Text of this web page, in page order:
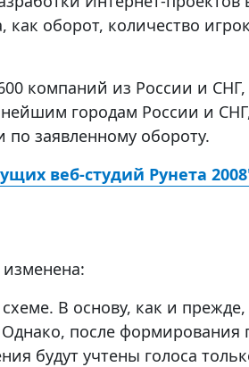
оборот, количество
компаний из России и
городам России и
по заявленному обороту.
веб-студий Рунета
изменена:
В основу, как и
после формирования
будут учтены голоса